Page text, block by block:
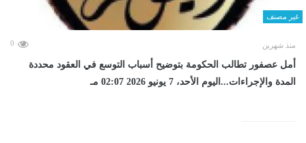
غير مصنف
منذ شهرين 0
أمل عصفور تطالب الحكومة بتوضيح أسباب التوسع في العقود محددة
المدة والإجراءات...اليوم الأحد، 7 يونيو 2026 02:07 مـ